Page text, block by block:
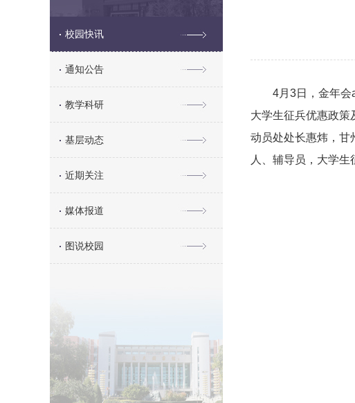
校园快讯
通知公告
教学科研
基层动态
近期关注
媒体报道
图说校园
4月3日，金年
大学生征兵优惠政策
动员处处长惠炜，甘
人、辅导员，大学生征